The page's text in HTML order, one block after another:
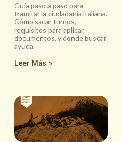
Guía paso a paso para
tramitar la ciudadanía italiana.
Cómo sacar turnos,
requisitos para aplicar,
documentos, y dónde buscar
ayuda.
Leer Más »